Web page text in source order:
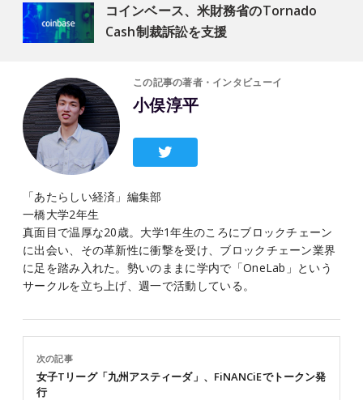
コインベース、米財務省のTornado
Cash制裁訴訟を支援
この記事の著者・インタビューイ
小俣淳平
「あたらしい経済」編集部
一橋大学2年生
真面目で温厚な20歳。大学1年生のころにブロックチェーン
に出会い、その革新性に衝撃を受け、ブロックチェーン業界
に足を踏み入れた。勢いのままに学内で「OneLab」という
サークルを立ち上げ、週一で活動している。
次の記事
女子Tリーグ「九州アスティーダ」、FiNANCiEでトークン発
行